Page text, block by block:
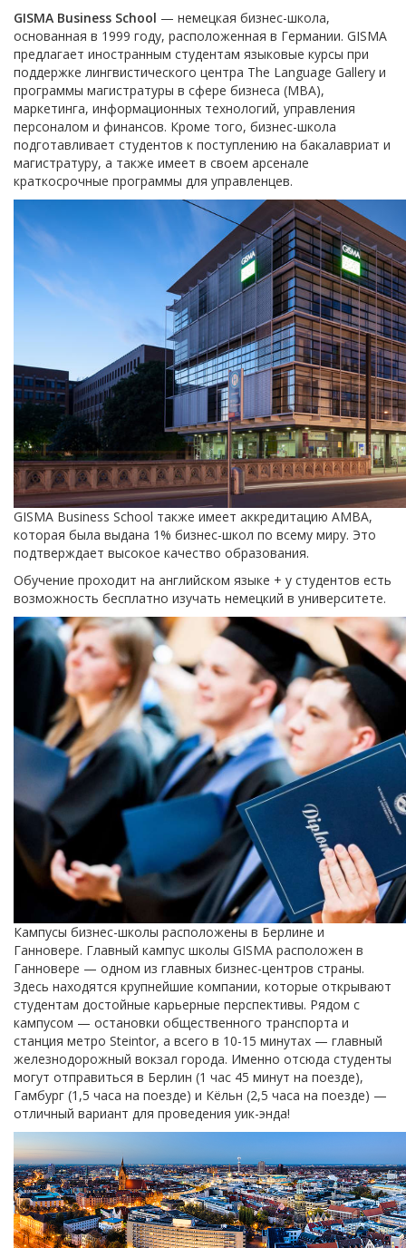
GISMA Business School — немецкая бизнес-школа,
основанная в 1999 году, расположенная в Германии. GISMA
предлагает иностранным студентам языковые курсы при
поддержке лингвистического центра The Language Gallery и
программы магистратуры в сфере бизнеса (MBA),
маркетинга, информационных технологий, управления
персоналом и финансов. Кроме того, бизнес-школа
подготавливает студентов к поступлению на бакалавриат и
магистратуру, а также имеет в своем арсенале
краткосрочные программы для управленцев.
GISMA Business School также имеет аккредитацию AMBA,
которая была выдана 1% бизнес-школ по всему миру. Это
подтверждает высокое качество образования.
Обучение проходит на английском языке + у студентов есть
возможность бесплатно изучать немецкий в университете.
Кампусы бизнес-школы расположены в Берлине и
Ганновере. Главный кампус школы GISMA расположен в
Ганновере — одном из главных бизнес-центров страны.
Здесь находятся крупнейшие компании, которые открывают
студентам достойные карьерные перспективы. Рядом с
кампусом — остановки общественного транспорта и
станция метро Steintor, а всего в 10-15 минутах — главный
железнодорожный вокзал города. Именно отсюда студенты
могут отправиться в Берлин (1 час 45 минут на поезде),
Гамбург (1,5 часа на поезде) и Кёльн (2,5 часа на поезде) —
отличный вариант для проведения уик-энда!